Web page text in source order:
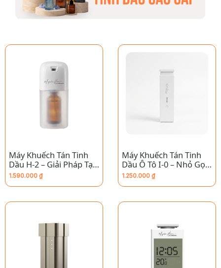
Máy Khuếch Tán Tinh
Dầu H-2 – Giải Pháp Tạo
Hương Chuyên Nghiệp
Cho Thang Máy & Nhà
1.590.000 ₫
Máy Khuếch Tán Tinh
Dầu Ô Tô I-0 – Nhỏ Gọn,
Tối Giản, Thơm Mát Mọi
Hành Trình
1.250.000 ₫